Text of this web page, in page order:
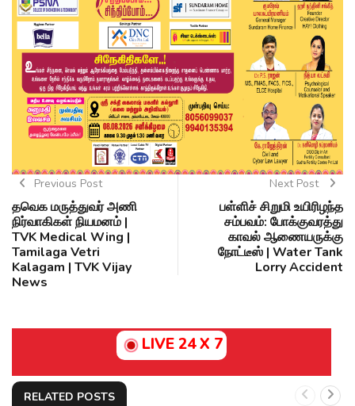
Previous Post
தவெக மருத்துவர் அணி
நிர்வாகிகள் நியமனம் |
TVK Medical Wing |
Tamilaga Vetri
Kalagam | TVK Vijay
News
Next Post
பள்ளிச் சிறுமி உயிரிழந்த
சம்பவம்: போக்குவரத்து
காவல் ஆணையருக்கு
நோட்டீஸ் | Water Tank
Lorry Accident
LIVE 24 X 7
RELATED POSTS